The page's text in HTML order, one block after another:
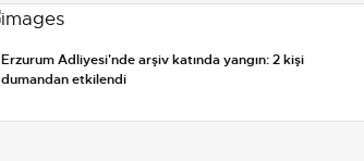
Erzurum Adliyesi'nde arşiv katında yangın: 2 kişi
dumandan etkilendi